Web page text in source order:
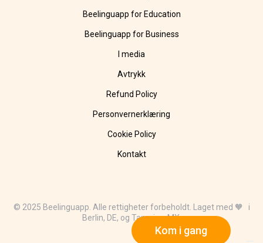
Kom i gang
Beelinguapp for Education
Beelinguapp for Business
I media
Avtrykk
Refund Policy
Personvernerklæring
Cookie Policy
Kontakt
© 2025 Beelinguapp. Alle rettigheter forbeholdt. Laget med 🧡 i
Berlin, DE, og Tampico, MX.